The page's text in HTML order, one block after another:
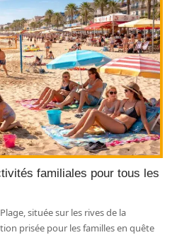
familiales pour tous les
située sur les rives de la
prisée pour les familles en quête